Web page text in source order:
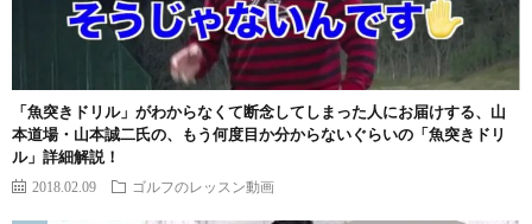
「魚突きドリル」がわからなくて断念してしまった人にお届けする、山
本道場・山本誠二氏の、もう何度目か分からないぐらいの「魚突きドリ
ル」詳細解説！
2018.02.09 ゴルフのレッスン動画